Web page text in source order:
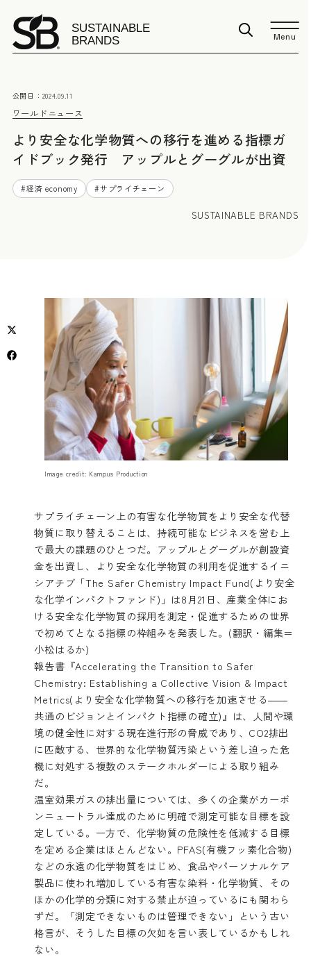
Menu
ワールドニュース
公開日： 2024.09.11
より安全な化学物質への移行を進める指標ガ
イドブック発行 アップルとグーグルが出資
#経済 economy #サプライチェーン
SUSTAINABLE BRANDS
Image credit: Kampus Production
サプライチェーン上の有害な化学物質をより安全な代替
物質に取り替えることは、持続可能なビジネスを営む上
で最大の課題のひとつだ。アップルとグーグルが創設資
金を出資し、より安全な化学物質の利用を促進するイニ
シアチブ 「The Safer Chemistry Impact Fund(より安全
な化学インパクトファンド)」 は8月21日、産業全体にお
ける安全な化学物質の採用を測定・促進するための世界
で初めてとなる指標の枠組みを発表した。(翻訳・編集＝
小松はるか)
報告書 『Accelerating the Transition to Safer
Chemistry: Establishing a Collective Vision & Impact
Metrics(より安全な化学物質への移行を加速させる――
共通のビジョンとインパクト指標の確立)』 は、人間や環
境の健全性に対する現在進行形の脅威であり、CO2排出
に匹敵する、世界的な化学物質汚染という差し迫った危
機に対処する複数のステークホルダーによる取り組み
だ。
温室効果ガスの排出量については、多くの企業がカーボ
ンニュートラル達成のために明確で測定可能な目標を設
定している。一方で、化学物質の危険性を低減する目標
を定める企業はほとんどない。PFAS(有機フッ素化合物)
などの永遠の化学物質をはじめ、食品やパーソナルケア
製品に使われ増加している有害な染料・化学物質、その
ほかの化学的分類に対する禁止が迫っているにも関わら
ずだ。「測定できないものは管理できない」という古い
格言が、そうした目標の欠如を言い表しているかもしれ
ない。